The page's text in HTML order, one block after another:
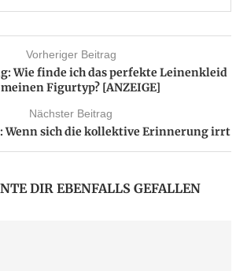
Vorheriger Beitrag
Wie finde ich das perfekte Leinenkleid
Figurtyp? [ANZEIGE]
Nächster Beitrag
Wenn sich die kollektive Erinnerung irrt
DIR EBENFALLS GEFALLEN